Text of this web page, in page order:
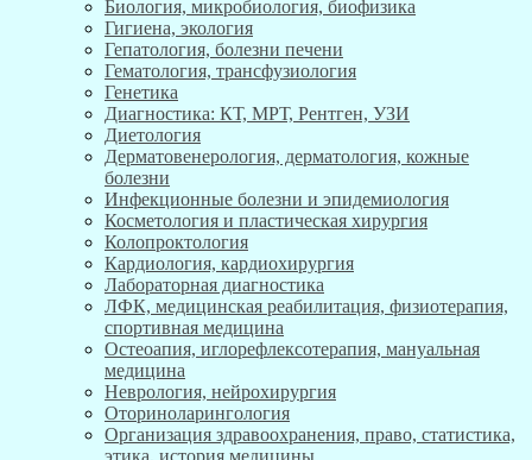
Биология, микробиология, биофизика
Гигиена, экология
Гепатология, болезни печени
Гематология, трансфузиология
Генетика
Диагностика: КТ, МРТ, Рентген, УЗИ
Диетология
Дерматовенерология, дерматология, кожные
болезни
Инфекционные болезни и эпидемиология
Косметология и пластическая хирургия
Колопроктология
Кардиология, кардиохирургия
Лабораторная диагностика
ЛФК, медицинская реабилитация, физиотерапия,
спортивная медицина
Остеоапия, иглорефлексотерапия, мануальная
медицина
Неврология, нейрохирургия
Оториноларингология
Организация здравоохранения, право, статистика,
этика, история медицины